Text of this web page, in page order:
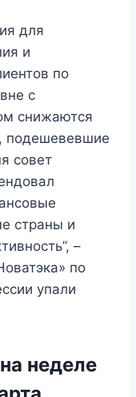
для
и
по
с
снижаются
подешевевшие
совет
страны и
–
по
упали
неделе